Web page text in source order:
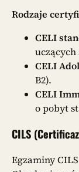
Rodzaje
CELI
uczących
CELI
B2).
CELI
o pobyt
CILS
Egzaminy